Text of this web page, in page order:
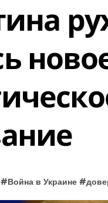
# Война в Украине #